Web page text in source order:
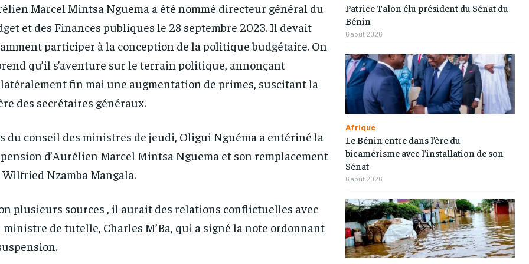
and you
RECOMMENDED
/ year
Pay now and you get access to exclusive
By agreeing to this tier, you are billed
opt out of the monthly subscription.
and you
RECOMMENDED
/ year
Pay now and you get access to exclusive
By agreeing to this tier, you are billed
opt out of the monthly subscription.
Marcel Mintsa Nguema a été nommé directeur général du
et des Finances publiques le 28 septembre 2023. Il devait
participer à la conception de la politique budgétaire. On
qu’il s’aventure sur le terrain politique, annonçant
fin mai une augmentation de primes, suscitant la
des secrétaires généraux.
du conseil des ministres de jeudi, Oligui Nguéma a entériné la
d’Aurélien Marcel Mintsa Nguema et son remplacement
Nzamba Mangala.
plusieurs sources , il aurait des relations conflictuelles avec
ministre de tutelle, Charles M’Ba, qui a signé la note ordonnant
Patrice Talon élu président du Sénat du
Bénin
6 août 2026
Afrique
Le Bénin entre dans l’ère du
bicamérisme avec l’installation de son
Sénat
6 août 2026